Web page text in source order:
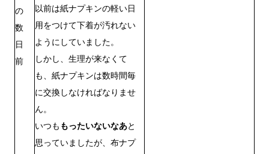
の
数
日
前
以前は紙ナプキンの軽い日
用をつけて下着が汚れない
ようにしていました。
しかし、生理が来なくて
も、紙ナプキンは数時間毎
に交換しなければなりませ
ん。
いつも もったいないなあと
思っていましたが、布ナプ